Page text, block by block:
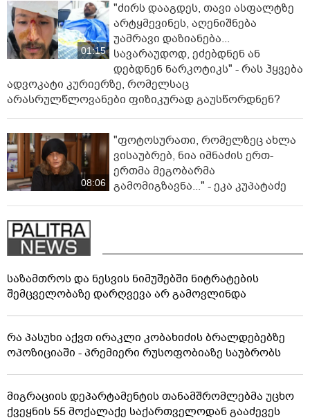
01:15
"ძირს დააგდეს, თავი ასფალტზე
არტყმევინეს, აღენიშნება
უამრავი დაზიანება...
სავარაუდოდ, ეძებდნენ ან
დებდნენ ნარკოტიკს" - რას ჰყვება
ადვოკატი კურიერზე, რომელსაც
არასრულწლოვანები ფიზიკურად გაუსწორდნენ?
08:06
"ფოტოსურათი, რომელზეც ახლა
ვისაუბრებ, ნია იმნაძის ერთ-
ერთმა მეგობარმა
გამომიგზავნა..." - ეკა კუპატაძე
საზამთროს და ნესვის ნიმუშებში ნიტრატების
შემცველობაზე დარღვევა არ გამოვლინდა
რა პასუხი აქვთ ირაკლი კობახიძის ბრალდებებზე
ოპოზიციაში - პრემიერი რუსოფობიაზე საუბრობს
მიგრაციის დეპარტამენტის თანამშრომლებმა უცხო
ქვეყნის 55 მოქალაქე საქართველოდან გააძევეს